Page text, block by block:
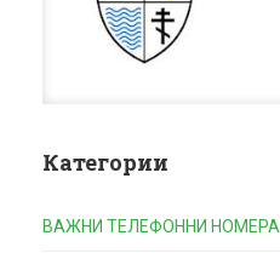
Категории
ВАЖНИ ТЕЛЕФОННИ НОМЕРА